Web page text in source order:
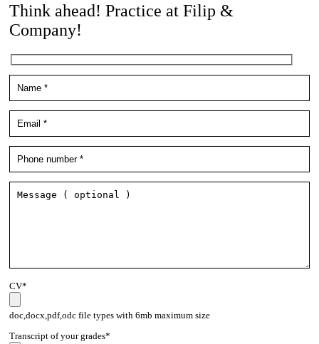
Think ahead! Practice at Filip &
Company!
CV*
doc,docx,pdf,odc file types with 6mb maximum size
Transcript of your grades*